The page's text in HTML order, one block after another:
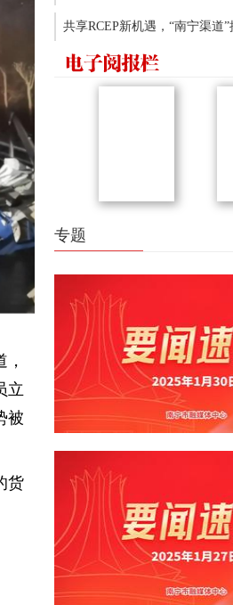
立
被
货
共享RCEP新机遇，“南宁渠道
专题